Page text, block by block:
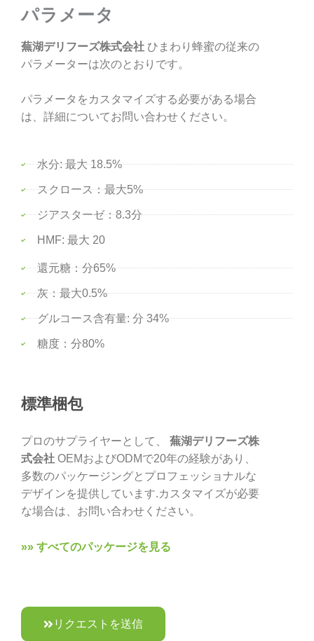
パラメータ
蕪湖デリフーズ株式会社 ひまわり蜂蜜の従来の
パラメーターは次のとおりです。
パラメータをカスタマイズする必要がある場合
は、詳細についてお問い合わせください。
水分: 最大 18.5%
スクロース：最大5%
ジアスターゼ：8.3分
HMF: 最大 20
還元糖：分65%
灰：最大0.5%
グルコース含有量: 分 34%
糖度：分80%
標準梱包
プロのサプライヤーとして、 蕪湖デリフーズ株
式会社 OEMおよびODMで20年の経験があり、
多数のパッケージングとプロフェッショナルな
デザインを提供しています.カスタマイズが必要
な場合は、お問い合わせください。
»» すべてのパッケージを見る
リクエストを送信